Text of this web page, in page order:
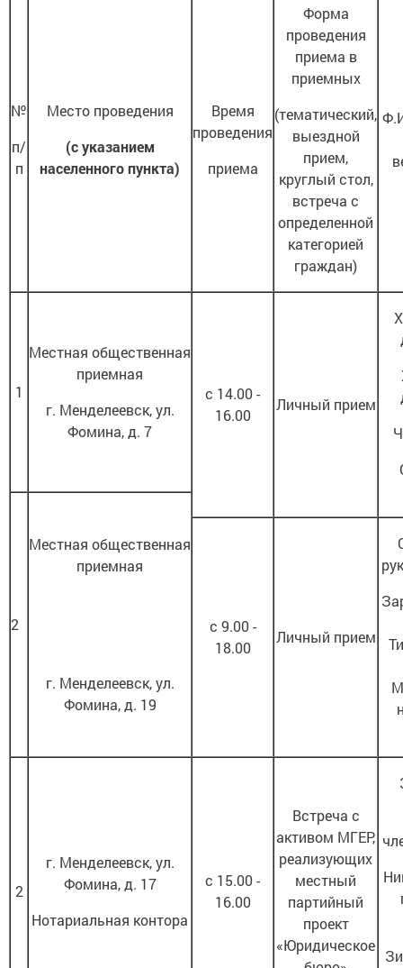
№
п/
п
Место проведения
(с указанием
населенного пункта)
Время
проведения
приема
Форма
проведения
приема в
приемных
(тематический,
выездной
прием,
круглый стол,
встреча с
определенной
категорией
граждан)
1
Местная общественная
приемная
г. Менделеевск, ул.
Фомина, д. 7
с 14.00 -
16.00
Личный прием
2
Местная общественная
приемная
г. Менделеевск, ул.
Фомина, д. 19
с 9.00 -
18.00
Личный прием
2
г. Менделеевск, ул.
Фомина, д. 17
Нотариальная контора
с 15.00 -
16.00
Встреча с
активом МГЕР,
реализующих
местный
партийный
проект
«Юридическое